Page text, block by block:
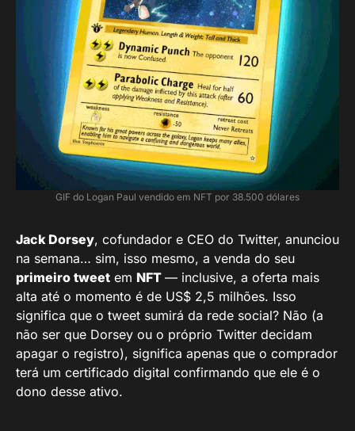
GIF do Logan Paul vendido em NFT por 38.500 dólares
Jack Dorsey, cofundador e CEO do Twitter, anunciou
na semana… sim, isso mesmo, a venda do seu
primeiro tweet em NFT — inclusive, a oferta mais
alta até o momento é de US$ 2,5 milhões. Isso
significa que o tweet sumirá da rede social? Não (a
não ser que Dorsey ou o próprio Twitter decidam
apagar o registro), significa apenas que o comprador
terá um certificado digital confirmando que ele é o
dono desse ativo.